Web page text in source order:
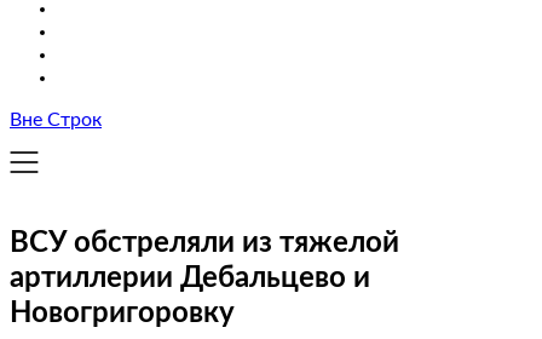
Вне Строк
ВСУ обстреляли из тяжелой
артиллерии Дебальцево и
Новогригоровку